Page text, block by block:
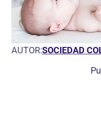
AUTOR:SOCIEDAD